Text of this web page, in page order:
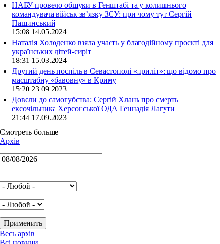
НАБУ провело обшуки в Генштабі та у колишнього
командувача військ зв’язку ЗСУ: при чому тут Сергій
Пашинський
15:08 14.05.2024
Наталія Холоденко взяла участь у благодійному проєкті для
українських дітей-сиріт
18:31 15.03.2024
Другий день поспіль в Севастополі «приліт»: що відомо про
масштабну «бавовну» в Криму
15:20 23.09.2023
Довели до самогубства: Сергій Хлань про смерть
ексочільника Херсонської ОДА Геннадія Лагути
21:44 17.09.2023
Смотреть больше
Архів
Весь архів
Всі новини